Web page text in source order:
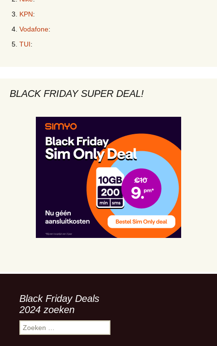
KPN:
Vodafone:
TUI:
BLACK FRIDAY SUPER DEAL!
Black Friday Deals
2024 zoeken
Zoeken
naar: